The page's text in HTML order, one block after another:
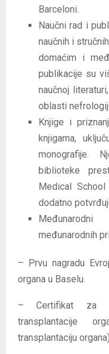
Barceloni.
Naučni rad i
naučnih i
domaćim i
publikacije su
naučnoj
oblasti
Knjige i
knjigama,
monografije.
biblioteke
Medical
dodatno
međunarodnih
– Prvu nagradu
organa u Baselu.
– Certifikat za
transplantacije
transplantaciju